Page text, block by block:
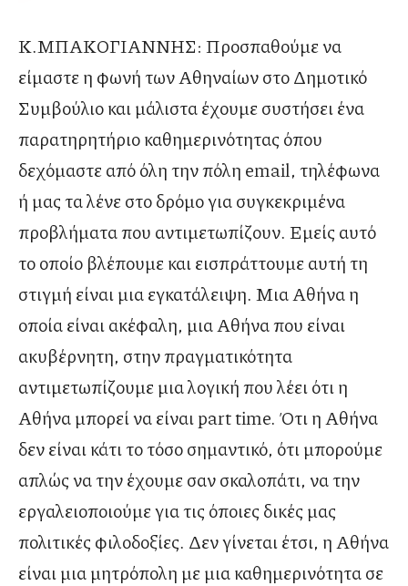
Κ.ΜΠΑΚΟΓΙΑΝΝΗΣ: Προσπαθούμε να
είμαστε η φωνή των Αθηναίων στο Δημοτικό
Συμβούλιο και μάλιστα έχουμε συστήσει ένα
παρατηρητήριο καθημερινότητας όπου
δεχόμαστε από όλη την πόλη email, τηλέφωνα
ή μας τα λένε στο δρόμο για συγκεκριμένα
προβλήματα που αντιμετωπίζουν. Εμείς αυτό
το οποίο βλέπουμε και εισπράττουμε αυτή τη
στιγμή είναι μια εγκατάλειψη. Μια Αθήνα η
οποία είναι ακέφαλη, μια Αθήνα που είναι
ακυβέρνητη, στην πραγματικότητα
αντιμετωπίζουμε μια λογική που λέει ότι η
Αθήνα μπορεί να είναι part time. Ότι η Αθήνα
δεν είναι κάτι το τόσο σημαντικό, ότι μπορούμε
απλώς να την έχουμε σαν σκαλοπάτι, να την
εργαλειοποιούμε για τις όποιες δικές μας
πολιτικές φιλοδοξίες. Δεν γίνεται έτσι, η Αθήνα
είναι μια μητρόπολη με μια καθημερινότητα σε